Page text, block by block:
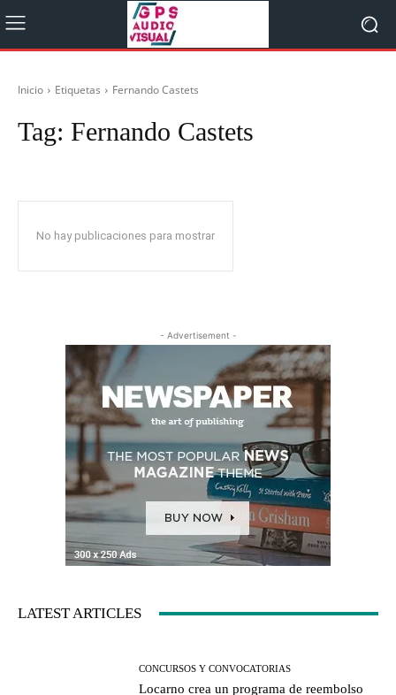
Inicio Etiquetas Fernando Castets
Tag: Fernando Castets
No hay publicaciones para mostrar
- Advertisement -
LATEST ARTICLES
CONCURSOS Y CONVOCATORIAS
Locarno crea un programa de reembolso